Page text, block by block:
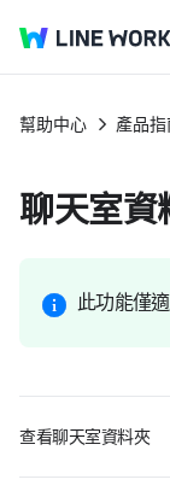
幫助中心 產品指
聊天室資
此功能僅
查看聊天室資料夾